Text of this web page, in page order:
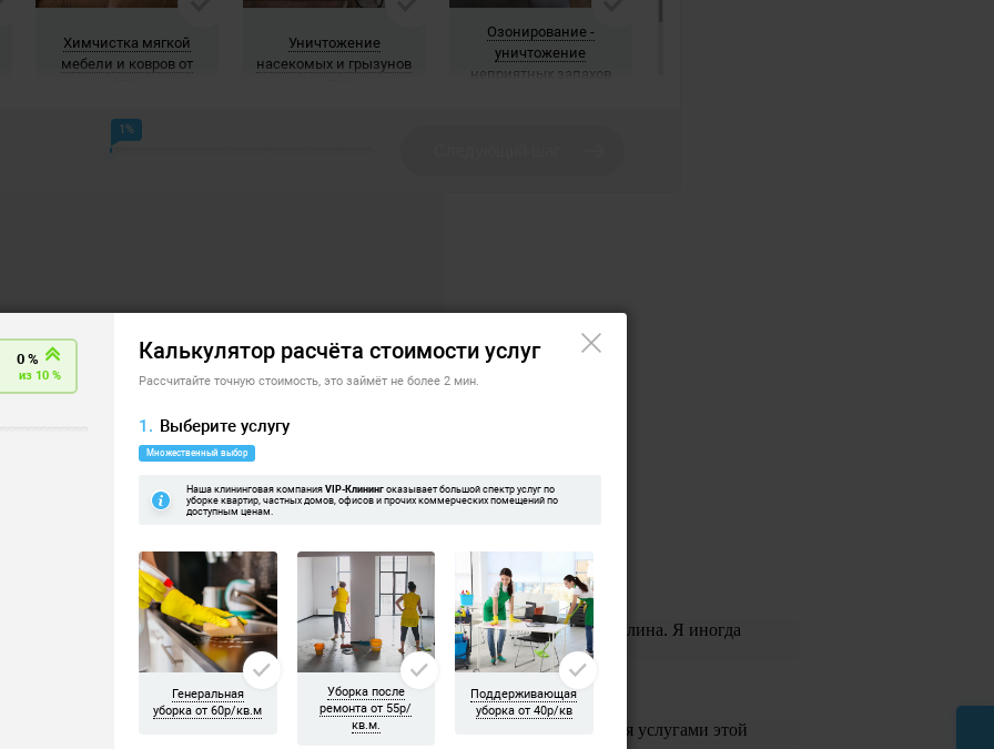
уборку приехала бригада из трёх девушек. Если не ошибаюсь Елена, Ольга и Галина. Я иногда
другу не мешают, всем довольна! Спасибо)
потом оценили свои возможности и масштаб работ и решили воспользоваться услугами этой